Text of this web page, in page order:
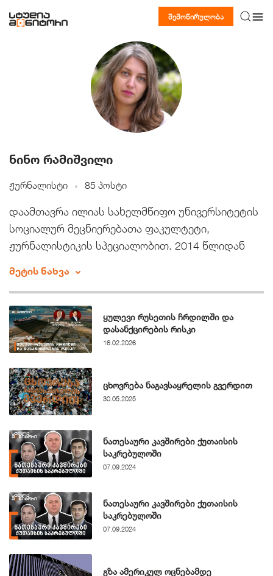
შემოწირულობა
ნინო რამიშვილი
ჟურნალისტი 85 პოსტი
დაამთავრა ილიას სახელმწიფო უნივერსიტეტის
სოციალურ მეცნიერებათა ფაკულტეტი,
ჟურნალისტიკის სპეციალობით. 2014 წლიდან
პრესში” ჟურნალისტად, შემდეგ კი რედაქტორად.
2016 წლიდან მუშაობს “სტუდია მონიტორში”.
არის ევროკავშირის პრიზის, ჯიპა ფირდმანის
პრიზისა და ჟურნალისტური ეთიკის ქარტიის
პრიზების მფლობელი საუკეთესო
ჟურნალისტური გამოძიებებიასთვის.
მეტის ნახვა
ყულევი რუსეთის ჩრდილში და
დასანქცირების რისკი
16.02.2026
ცხოვრება ნაგავსაყრელის გვერდით
30.05.2025
ნათესაური კავშირები ქუთაისის
საკრებულოში
07.09.2024
ნათესაური კავშირები ქუთაისის
საკრებულოში
07.09.2024
გზა ამერიკულ ოცნებამდე